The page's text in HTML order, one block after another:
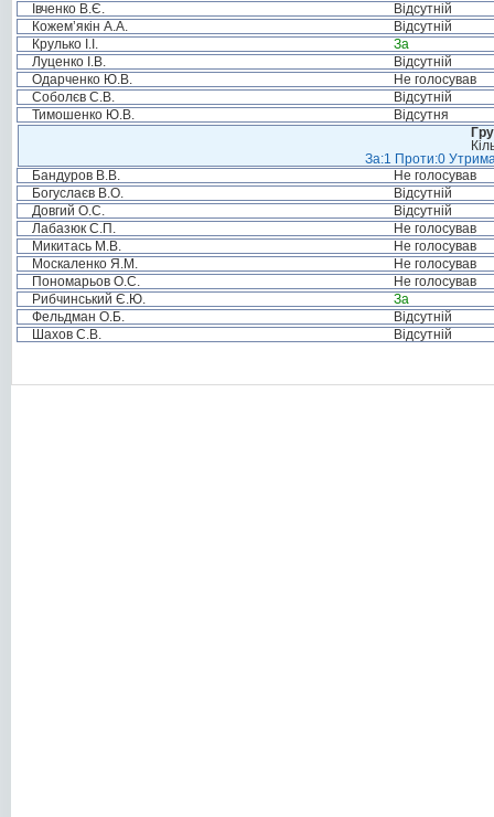
Івченко В.Є.
Відсутній
Кожем’якін А.А.
Відсутній
Крулько І.І.
За
Луценко І.В.
Відсутній
Одарченко Ю.В.
Не голосував
Соболєв С.В.
Відсутній
Тимошенко Ю.В.
Відсутня
За:1 Проти:0
Бандуров В.В.
Не голосував
Богуслаєв В.О.
Відсутній
Довгий О.С.
Відсутній
Лабазюк С.П.
Не голосував
Микитась М.В.
Не голосував
Москаленко Я.М.
Не голосував
Пономарьов О.С.
Не голосував
Рибчинський Є.Ю.
За
Фельдман О.Б.
Відсутній
Шахов С.В.
Відсутній